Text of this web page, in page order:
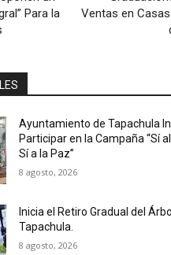
Para la
Ventas en
Ayuntamiento de Tapachula
Participar en la Campaña “Sí
Sí a la Paz”
8 agosto, 2026
Inicia el Retiro Gradual del
Tapachula.
8 agosto, 2026